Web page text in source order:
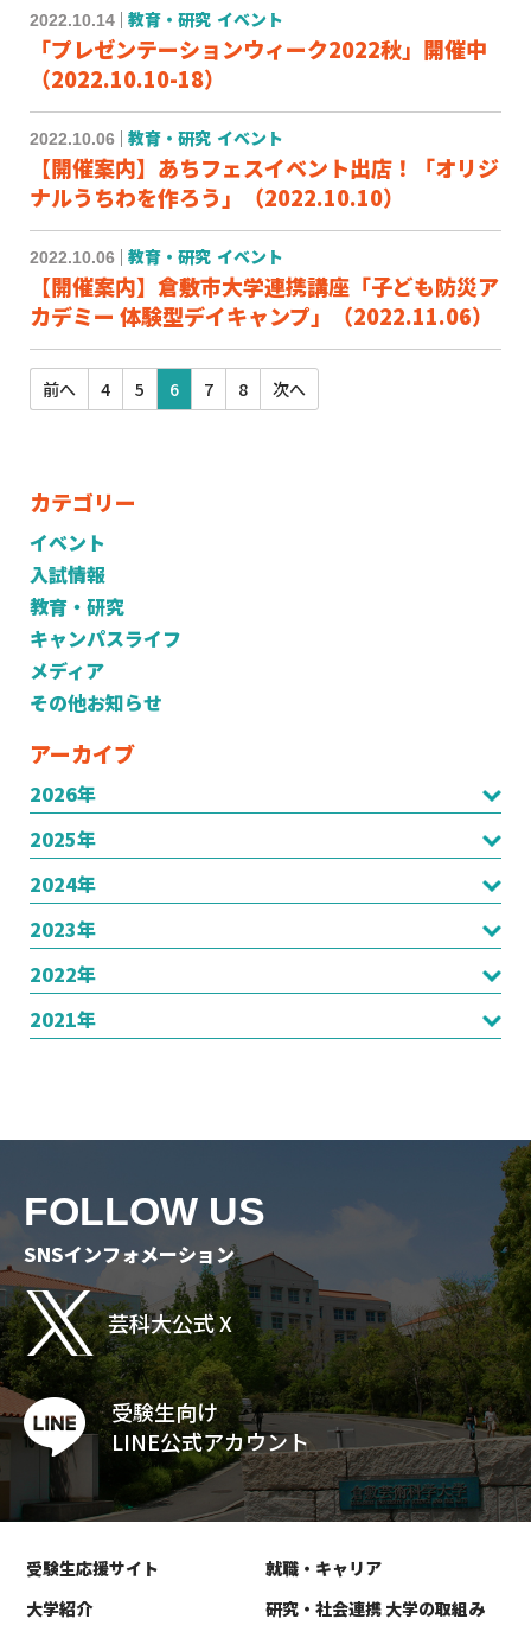
カテゴリー
イベント
入試情報
教育・研究
キャンパスライフ
メディア
その他お知らせ
アーカイブ
2026年
2025年
2024年
2023年
2022年
2021年
2022.10.14 教育・研究 イベント
「プレゼンテーションウィーク2022秋」開催中
（2022.10.10-18）
2022.10.06 教育・研究 イベント
【開催案内】あちフェスイベント出店！「オリジ
ナルうちわを作ろう」（2022.10.10）
2022.10.06 教育・研究 イベント
【開催案内】倉敷市大学連携講座「子ども防災ア
カデミー 体験型デイキャンプ」（2022.11.06）
前へ 4 5 6 7 8 次へ
FOLLOW US
SNSインフォメーション
芸科大公式 X
受験生向け
LINE公式アカウント
受験生応援サイト
大学紹介
就職・キャリア
研究・社会連携 大学の取組み